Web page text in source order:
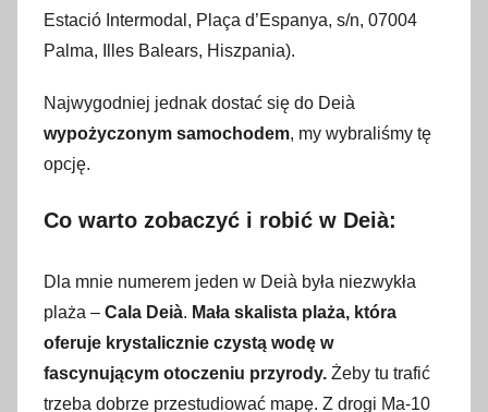
n
i
2
0
2
Estació Intermodal, Plaça d’Espanya, s/n, 07004
Palma, Illes Balears, Hiszpania).
Najwygodniej jednak dostać się do Deià
wypożyczonym samochodem, my wybraliśmy tę
opcję.
Co warto zobaczyć i robić w Deià:
Dla mnie numerem jeden w Deià była niezwykła
plaża – Cala Deià. Mała skalista plaża, która
oferuje krystalicznie czystą wodę w
fascynującym otoczeniu przyrody. Żeby tu trafić
trzeba dobrze przestudiować mapę. Z drogi Ma-10